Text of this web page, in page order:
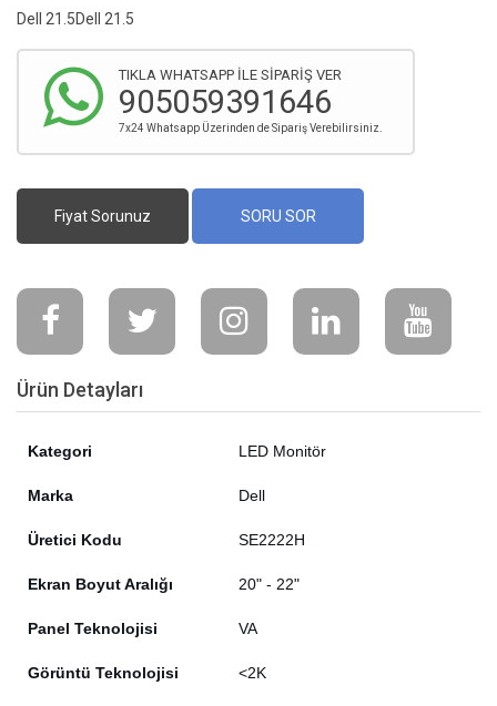
Dell 21.5Dell 21.5
TIKLA WHATSAPP İLE SİPARİŞ VER
905059391646
7x24 Whatsapp Üzerinden de Sipariş Verebilirsiniz.
Fiyat Sorunuz SORU SOR
Ürün Detayları
Kategori LED Monitör
Marka Dell
Üretici Kodu SE2222H
Ekran Boyut Aralığı 20" - 22"
Panel Teknolojisi VA
Görüntü Teknolojisi <2K